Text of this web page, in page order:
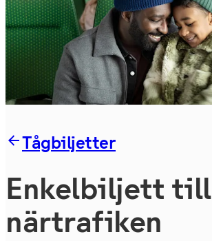
Tågbiljetter
En­kel­bil­jett till
närtrafiken